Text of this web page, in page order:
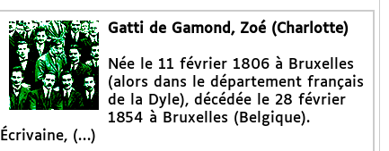
Gatti de Gamond, Zoé (Charlotte)
Née le 11 février 1806 à Bruxelles
(alors dans le département français
de la Dyle), décédée le 28 février
1854 à Bruxelles (Belgique).
Écrivaine, (…)